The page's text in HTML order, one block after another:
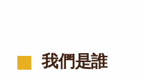
我們是誰